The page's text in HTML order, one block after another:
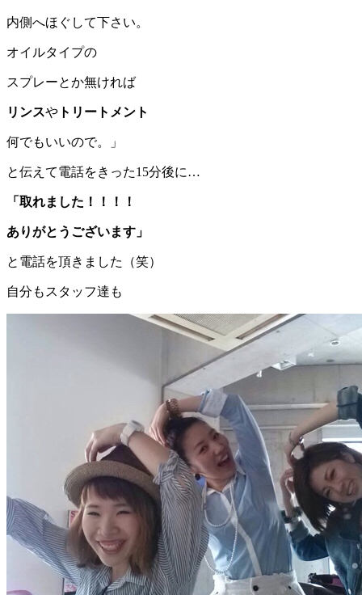
内側へほぐして下さい。
オイルタイプの
スプレーとか無ければ
リンスや トリートメント
何でもいいので。」
と伝えて電話をきった15分後に…
「取れました！！！！
ありがとうございます」
と電話を頂きました（笑）
自分もスタッフ達も